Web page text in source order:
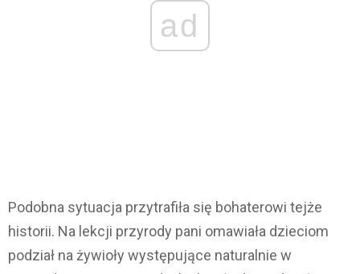
ad
Podobna sytuacja przytrafiła się bohaterowi tejże
historii. Na lekcji przyrody pani omawiała dzieciom
podział na żywioły występujące naturalnie w